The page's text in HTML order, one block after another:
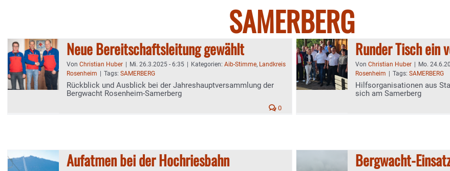
SAMERBERG
Neue Bereitschaftsleitung gewählt
Von Christian Huber Mi. 26.3.2025 - 6:35 Kategorien: Aib-Stimme, Landkreis
Rosenheim
Tags: SAMERBERG
Rückblick und Ausblick bei der Jahreshauptversammlung der
Bergwacht Rosenheim-Samerberg
0
Runder Tisch ein
Von Christian Huber Mo.
Rosenheim
Tags: SAMERBERG
Hilfsorganisationen aus
sich am Samerberg
Aufatmen bei der Hochriesbahn Bergwacht-